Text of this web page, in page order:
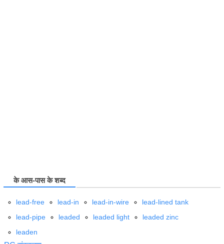
के आस-पास के शब्द
lead-free lead-in lead-in-wire
lead-lined tank
lead-pipe
leaded leaded light
leaded zinc
leaden